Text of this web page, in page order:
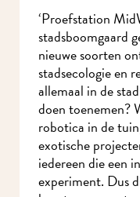
‘Proefstation
stadsboomgaard
nieuwe soorten
stadsecologie en
allemaal in de
doen toenemen?
robotica in de
exotische
iedereen die een
experiment. Dus